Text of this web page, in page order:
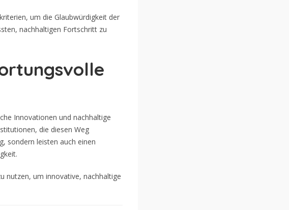
um die Glaubwürdigkeit der
nachhaltigen Fortschritt zu
Innovationen und nachhaltige
die diesen Weg
sondern leisten auch einen
nutzen, um innovative, nachhaltige